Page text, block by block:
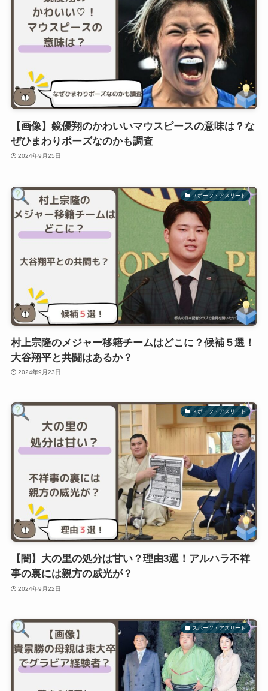
【画像】鏡優翔のかわいいマウスピースの意味は？な
ぜひまわりポーズなのかも調査
2024年9月25日
スポーツ・アスリート
村上宗隆のメジャー移籍チームはどこに？候補５選！
大谷翔平と共闘はあるか？
2024年9月23日
スポーツ・アスリート
【闇】大の里の処分は甘い？理由3選！アルハラ不祥
事の裏には親方の威光が？
2024年9月22日
スポーツ・アスリート